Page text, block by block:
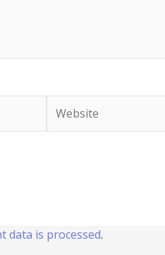
data is processed.